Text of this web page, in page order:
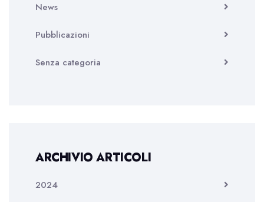
News
Pubblicazioni
Senza categoria
ARCHIVIO ARTICOLI
2024